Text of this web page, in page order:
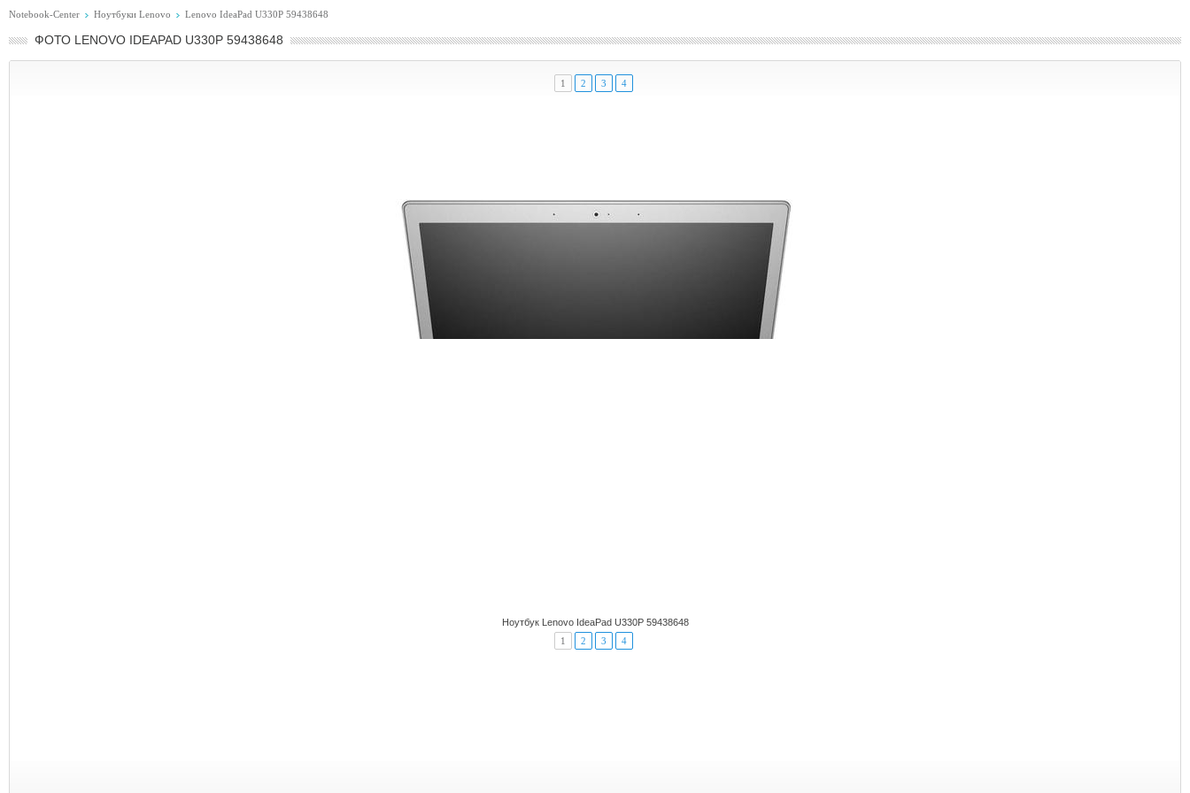
Notebook-Center Ноутбуки Lenovo Lenovo IdeaPad U330P 59438648
ФОТО LENOVO IDEAPAD U330P 59438648
1 2 3 4
Ноутбук Lenovo IdeaPad U330P 59438648
1
2 3 4